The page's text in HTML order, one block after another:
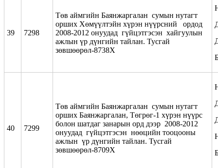
39 7298
Төв аймгийн Баянжаргалан сумын нутагт
орших Хөмүүлтэйн хүрэн нүүрсний ордод
2008-2012 онуудад гүйцэтгэсэн хайгуулын
ажлын үр дүнгийн тайлан. Тусгай
зөвшөөрөл-8738Х
40 7299
Төв аймгийн Баянжаргалан сумын нутагт
орших Баянжаргалан, Төгрөг-1 хүрэн нүүрс
болон шатдаг занарын орд дээр 2008-2012
онуудад гүйцэтгэсэн нөөцийн тооцооны
ажлын үр дүнгийн тайлан. Тусгай
зөвшөөрөл-8709Х